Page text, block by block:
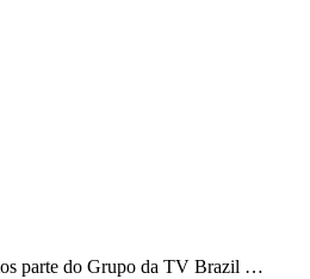
parte do Grupo da TV Brazil …